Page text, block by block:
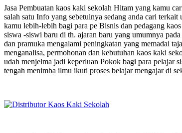
Jasa Pembuatan kaos kaki sekolah Hitam yang kamu
salah satu Info yang sebetulnya sedang anda cari
kamu lebih-lebih bagi para pe Bisnis dan pedagang
siswa -siswi baru di th. ajaran baru yang umumnya
dan pramuka mengalami peningkatan yang memadai
menganalisa, permohonan dan kebutuhan kaos kaki
udah menjelma jadi keperluan Pokok bagi para pelajar
tengah menimba ilmu ikuti proses belajar mengajar di